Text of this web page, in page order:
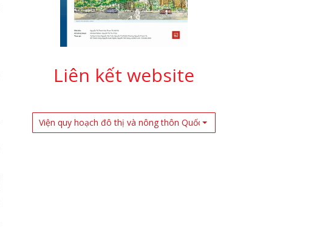
Liên kết website
Viện quy hoạch đô thị và nông thôn Quốc Gia